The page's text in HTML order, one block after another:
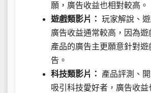
願，廣告收益也相對較高。
遊戲類影片： 玩家解說、
廣告收益通常較高，因為遊
產品的廣告主更願意針對
告。
科技類影片：
產品評測、
吸引科技愛好者，廣告收益